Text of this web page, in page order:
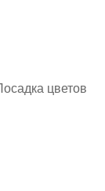
цветов